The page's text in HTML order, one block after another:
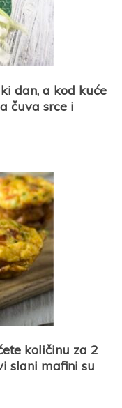
dan, a kod kuće
čuva srce i
količinu za 2
slani mafini su